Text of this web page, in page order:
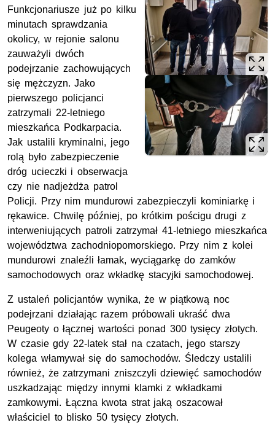
Funkcjonariusze już po kilku
minutach sprawdzania
okolicy, w rejonie salonu
zauważyli dwóch
podejrzanie zachowujących
się mężczyzn. Jako
pierwszego policjanci
zatrzymali 22-letniego
mieszkańca Podkarpacia.
Jak ustalili kryminalni, jego
rolą było zabezpieczenie
dróg ucieczki i obserwacja
czy nie nadjeżdża patrol
Policji. Przy nim mundurowi zabezpieczyli kominiarkę i
rękawice. Chwilę później, po krótkim pościgu drugi z
interweniujących patroli zatrzymał 41-letniego mieszkańca
województwa zachodniopomorskiego. Przy nim z kolei
mundurowi znaleźli łamak, wyciągarkę do zamków
samochodowych oraz wkładkę stacyjki samochodowej.
Z ustaleń policjantów wynika, że w piątkową noc
podejrzani działając razem próbowali ukraść dwa
Peugeoty o łącznej wartości ponad 300 tysięcy złotych.
W czasie gdy 22-latek stał na czatach, jego starszy
kolega włamywał się do samochodów. Śledczy ustalili
również, że zatrzymani zniszczyli dziewięć samochodów
uszkadzając między innymi klamki z wkładkami
zamkowymi. Łączna kwota strat jaką oszacował
właściciel to blisko 50 tysięcy złotych.